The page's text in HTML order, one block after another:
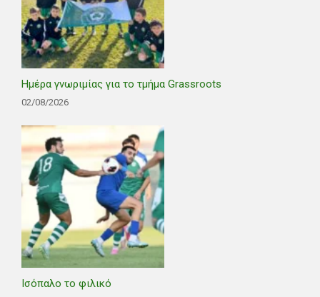
Ημέρα γνωριμίας για το τμήμα Grassroots
02/08/2026
Ισόπαλο το φιλικό